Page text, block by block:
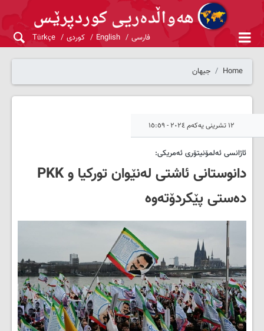
فارسی English کوردی Türkçe
Home جیهان
١٢ تشرینی یەکەم ٢٠٢٤ - ١٥:٥٩
ئاژانسی ئەلمۆنیتۆری ئەمریکی:
دانوستانی ئاشتی لەنێوان تورکیا و PKK
دەستی پێکردۆتەوە